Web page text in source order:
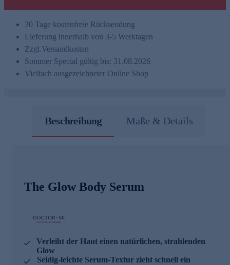
30 Tage kostenfreie Rücksendung
Lieferung innerhalb von 3-5 Werktagen
Zzgl.Versandkosten
Sommer Special gültig bis: 31.08.2026
Vielfach ausgezeichneter Online Shop
Beschreibung Maße & Details
The Glow Body Serum
Verleiht der Haut einen natürlichen, strahlenden
Glow
Seidig-leichte Serum-Textur zieht schnell ein